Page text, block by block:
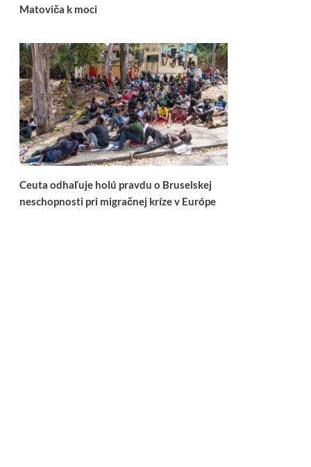
Matoviča k moci
Ceuta odhaľuje holú pravdu o Bruselskej
neschopnosti pri migračnej kríze v Európe